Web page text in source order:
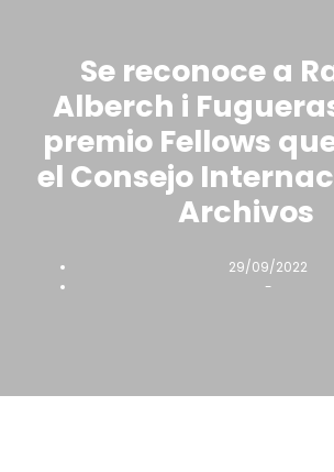
Se reconoce a
Alberch i
premio Fellows
el Consejo
Archivos
29/09/2022
-